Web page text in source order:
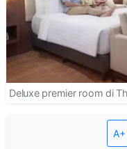
Deluxe premier room di
A+